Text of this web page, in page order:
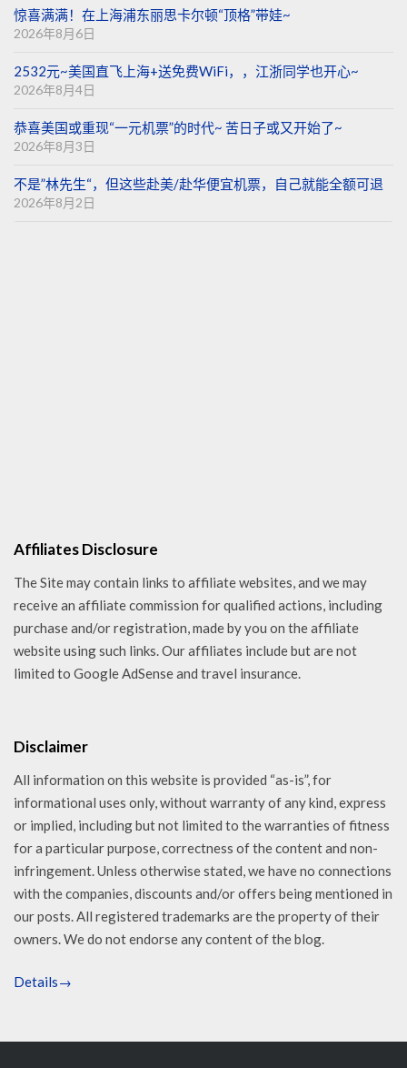
惊喜满满！在上海浦东丽思卡尔顿“顶格”带娃~
2026年8月6日
2532元~美国直飞上海+送免费WiFi，，江浙同学也开心~
2026年8月4日
恭喜美国或重现“一元机票”的时代~ 苦日子或又开始了~
2026年8月3日
不是”林先生“，但这些赴美/赴华便宜机票，自己就能全额可退
2026年8月2日
Affiliates Disclosure
The Site may contain links to affiliate websites, and we may
receive an affiliate commission for qualified actions, including
purchase and/or registration, made by you on the affiliate
website using such links. Our affiliates include but are not
limited to Google AdSense and travel insurance.
Disclaimer
All information on this website is provided “as-is”, for
informational uses only, without warranty of any kind, express
or implied, including but not limited to the warranties of fitness
for a particular purpose, correctness of the content and non-
infringement. Unless otherwise stated, we have no connections
with the companies, discounts and/or offers being mentioned in
our posts. All registered trademarks are the property of their
owners. We do not endorse any content of the blog.
Details→